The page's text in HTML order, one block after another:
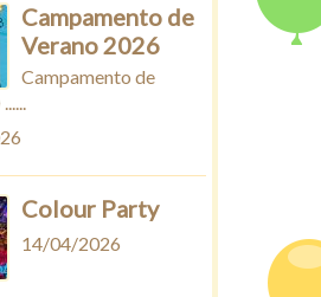
Campamento de
Verano 2026
Campamento de
Colour Party
14/04/2026